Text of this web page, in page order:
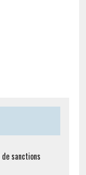
sanctions